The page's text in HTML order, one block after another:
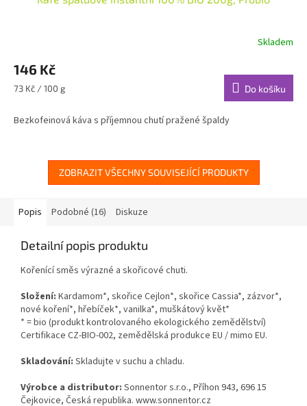
Skladem
146 Kč
Měrná
73 Kč / 100 g Do košíku
Bezkofeinová káva s příjemnou chutí pražené špaldy
ZOBRAZIT VŠECHNY SOUVISEJÍCÍ PRODUKTY
Popis Podobné (16) Diskuze
Detailní popis produktu
Kořenící směs výrazné a skořicové chuti.
Složení: Kardamom*, skořice Cejlon*, skořice Cassia*, zázvor*,
nové koření*, hřebíček*, vanilka*, muškátový květ*
* = bio (produkt kontrolovaného ekologického zemědělství)
Certifikace CZ-BIO-002, zemědělská produkce EU / mimo EU.
Skladování: Skladujte v suchu a chladu.
Výrobce a distributor: Sonnentor s.r.o., Příhon 943, 696 15
Čejkovice, Česká republika. www.sonnentor.cz